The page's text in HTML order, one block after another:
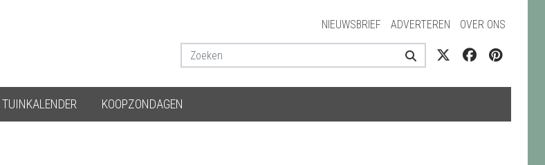
NIEUWSBRIEF ADVERTEREN OVER ONS
TUINKALENDER KOOPZONDAGEN